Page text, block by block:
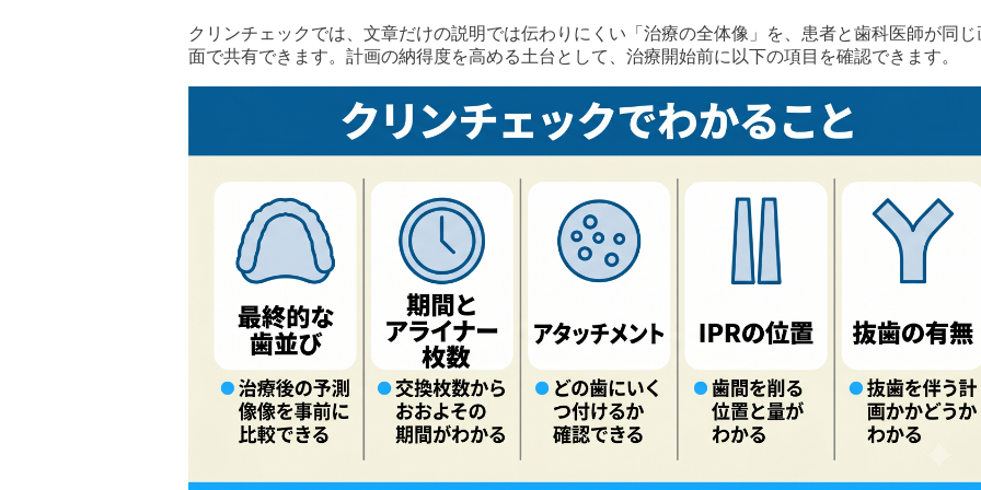
クリンチェックでは、文章だけの説明では伝わりにくい「治療の全体像」を、患者と歯科医師が同じ
面で共有できます。計画の納得度を高める土台として、治療開始前に以下の項目を確認できます。